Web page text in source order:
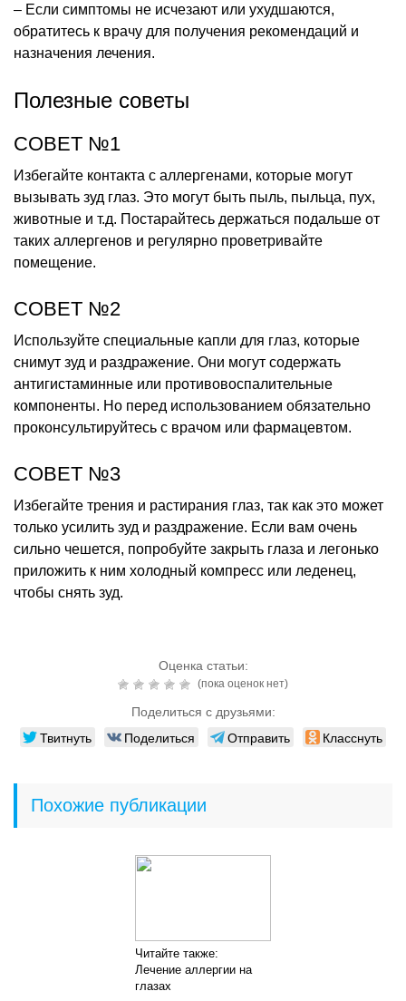
– Если симптомы не исчезают или ухудшаются,
обратитесь к врачу для получения рекомендаций и
назначения лечения.
Полезные советы
СОВЕТ №1
Избегайте контакта с аллергенами, которые могут
вызывать зуд глаз. Это могут быть пыль, пыльца, пух,
животные и т.д. Постарайтесь держаться подальше от
таких аллергенов и регулярно проветривайте
помещение.
СОВЕТ №2
Используйте специальные капли для глаз, которые
снимут зуд и раздражение. Они могут содержать
антигистаминные или противовоспалительные
компоненты. Но перед использованием обязательно
проконсультируйтесь с врачом или фармацевтом.
СОВЕТ №3
Избегайте трения и растирания глаз, так как это может
только усилить зуд и раздражение. Если вам очень
сильно чешется, попробуйте закрыть глаза и легонько
приложить к ним холодный компресс или леденец,
чтобы снять зуд.
Оценка статьи:
(пока оценок нет)
Поделиться с друзьями:
Твитнуть Поделиться Отправить Класснуть
Похожие публикации
Читайте также:
Лечение аллергии на
глазах